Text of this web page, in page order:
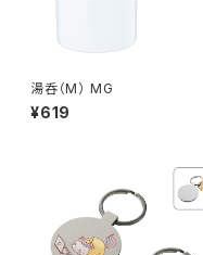
湯呑（M） MG
¥619